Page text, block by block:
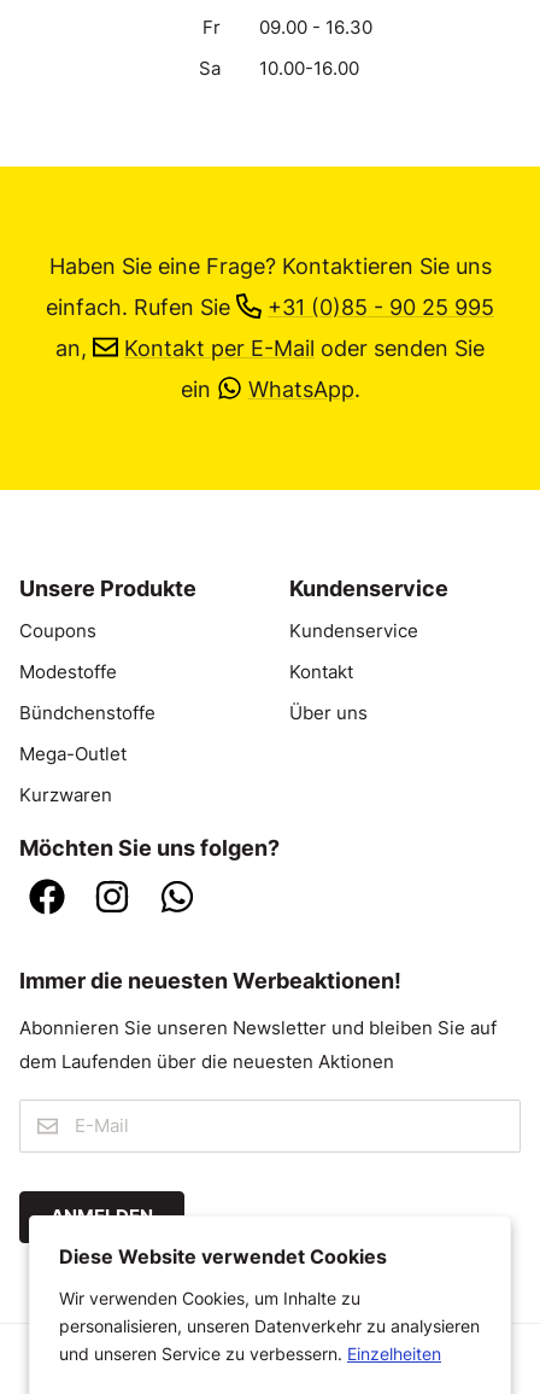
Fr
09.00 - 16.30
Sa
10.00-16.00
Haben Sie eine Frage? Kontaktieren Sie uns
einfach. Rufen Sie
+31 (0)85 - 90 25 995
an,
Kontakt per E-Mail oder senden Sie
ein
WhatsApp.
Unsere Produkte
Coupons
Modestoffe
Bündchenstoffe
Mega-Outlet
Kurzwaren
Kundenservice
Kundenservice
Kontakt
Über uns
Möchten Sie uns folgen?
Immer die neuesten Werbeaktionen!
Abonnieren Sie unseren Newsletter und bleiben Sie auf
dem Laufenden über die neuesten Aktionen
ANMELDEN
© 2026 Megastoffen
Diese Website verwendet Cookies
Wir verwenden Cookies, um Inhalte zu
personalisieren, unseren Datenverkehr zu analysieren
und unseren Service zu verbessern. Einzelheiten